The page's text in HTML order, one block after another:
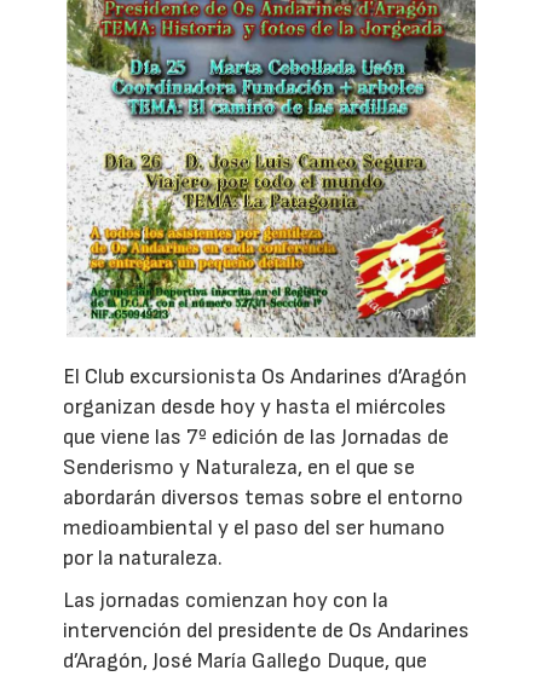
El Club excursionista Os Andarines d’Aragón
organizan desde hoy y hasta el miércoles
que viene las 7º edición de las Jornadas de
Senderismo y Naturaleza, en el que se
abordarán diversos temas sobre el entorno
medioambiental y el paso del ser humano
por la naturaleza.
Las jornadas comienzan hoy con la
intervención del presidente de Os Andarines
d’Aragón, José María Gallego Duque, que